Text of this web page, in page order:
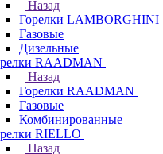
Назад
Горелки LAMBORGHINI
Газовые
Дизельные
RAADMAN
Назад
Горелки RAADMAN
Газовые
Комбинированные
RIELLO
Назад